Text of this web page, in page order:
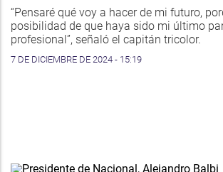
“Pensaré qué voy a hacer de mi futuro,
posibilidad de que haya sido mi último
profesional”, señaló el capitán tricolor.
7 DE DICIEMBRE DE 2024 - 15:19